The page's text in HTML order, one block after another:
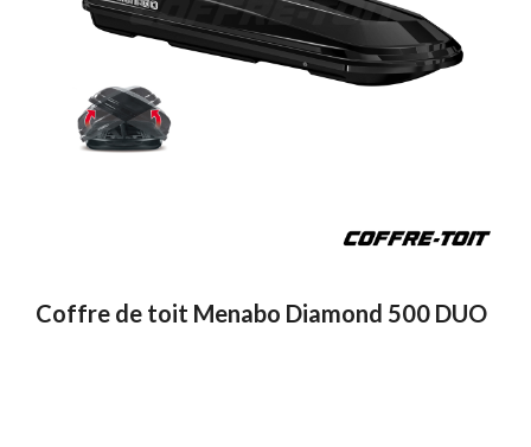
Coffre de toit Menabo Diamond 500 DUO